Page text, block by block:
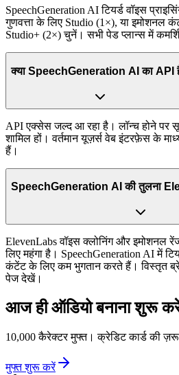
SpeechGeneration AI टियर्ड वॉइस
गुणवत्ता के लिए Studio (1×), या इमोशनल
Studio+ (2×) चुनें। सभी पेड प्लान्स में
क्या SpeechGeneration AI का API
API एक्सेस जल्द आ रहा है। लॉन्च होने पर
शामिल हों। वर्तमान यूज़र्स वेब इंटरफ़ेस के
हैं।
SpeechGeneration AI की तुलना
ElevenLabs वॉइस क्लोनिंग और इमोशनल
लिए महंगा है। SpeechGeneration AI में
कंटेंट के लिए कम भुगतान करते हैं। विस्तृत
पेज देखें।
आज ही ऑडियो बनाना शुरू
10,000 कैरेक्टर मुफ्त। क्रेडिट कार्ड की
मुफ्त शुरू करें